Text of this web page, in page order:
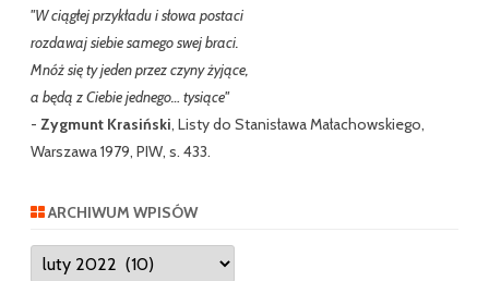
"W ciągłej przykładu i słowa postaci
rozdawaj siebie samego swej braci.
Mnóż się ty jeden przez czyny żyjące,
a będą z Ciebie jednego… tysiące"
- Zygmunt Krasiński, Listy do Stanisława Małachowskiego,
Warszawa 1979, PIW, s. 433.
ARCHIWUM WPISÓW
Archiwum
wpisów